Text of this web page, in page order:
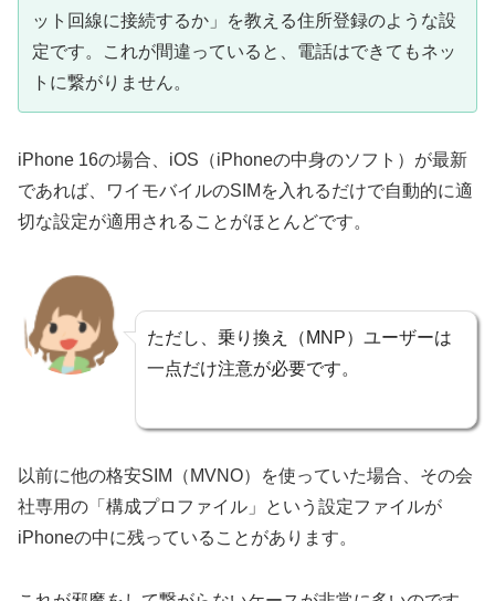
ット回線に接続するか」を教える住所登録のような設
定です。これが間違っていると、電話はできてもネッ
トに繋がりません。
iPhone 16の場合、iOS（iPhoneの中身のソフト）が最新
であれば、ワイモバイルのSIMを入れるだけで自動的に適
切な設定が適用されることがほとんどです。
ただし、乗り換え（MNP）ユーザーは
一点だけ注意が必要です。
以前に他の格安SIM（MVNO）を使っていた場合、その会
社専用の「構成プロファイル」という設定ファイルが
iPhoneの中に残っていることがあります。